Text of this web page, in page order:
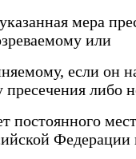
мера
или
если он
пресечения либо
постоянного
Федерации